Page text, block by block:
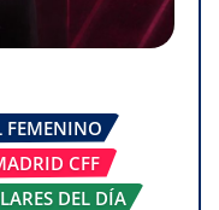
FEMENINO
CFF
DEL DÍA